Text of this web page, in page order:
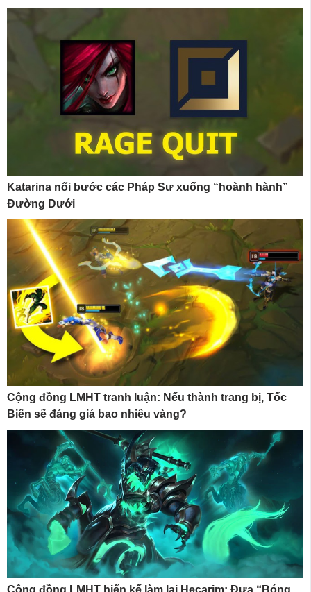
Katarina nối bước các Pháp Sư xuống “hoành hành”
Đường Dưới
Cộng đồng LMHT tranh luận: Nếu thành trang bị, Tốc
Biến sẽ đáng giá bao nhiêu vàng?
Cộng đồng LMHT hiến kế làm lại Hecarim: Đưa “Bóng